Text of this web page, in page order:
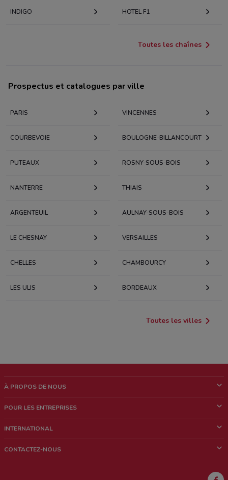
INDIGO HOTEL F1
Toutes les chaînes
Prospectus et catalogues par ville
PARIS VINCENNES
COURBEVOIE BOULOGNE-BILLANCOURT
PUTEAUX ROSNY-SOUS-BOIS
NANTERRE THIAIS
ARGENTEUIL AULNAY-SOUS-BOIS
LE CHESNAY VERSAILLES
CHELLES CHAMBOURCY
LES ULIS BORDEAUX
Toutes les villes
À PROPOS DE NOUS
News & Médias
POUR LES ENTREPRISES
Contacts commerciaux et/ou marketing
INTERNATIONAL
CONTACTEZ-NOUS